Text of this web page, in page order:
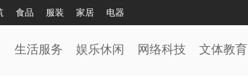
食品 服装 家居 电器
生活服务 娱乐休闲 网络科技 文体教育